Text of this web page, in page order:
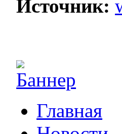
Источник:
Главная